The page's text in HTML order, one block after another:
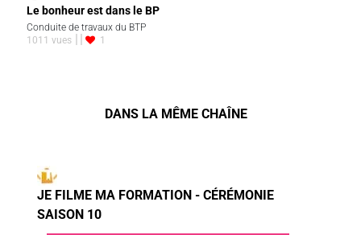
Le bonheur est dans le BP
Conduite de travaux du BTP
1011 vues
1
DANS LA MÊME CHAÎNE
JE FILME MA FORMATION - CÉRÉMONIE
SAISON 10